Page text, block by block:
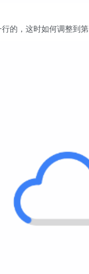
的，这时如何调整到第